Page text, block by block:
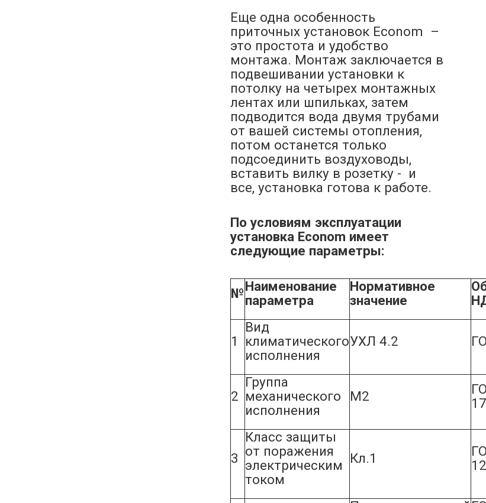
Еще одна особенность
приточных установок Econom –
это простота и удобство
монтажа. Монтаж заключается в
подвешивании установки к
потолку на четырех монтажных
лентах или шпильках, затем
подводится вода двумя трубами
от вашей системы отопления,
потом останется только
подсоединить воздуховоды,
вставить вилку в розетку - и
все, установка готова к работе.
По условиям эксплуатации
установка Econom имеет
следующие параметры:
№Наименование
параметра
Нормативное
значение
1
Вид
климатического
исполнения
УХЛ 4.2
2
Группа
механического
исполнения
М2
3
Класс защиты
от поражения
электрическим
током
Кл.1